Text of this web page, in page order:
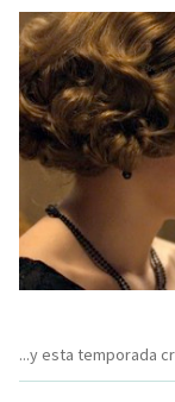
...y esta temporada